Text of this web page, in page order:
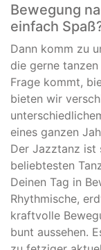
Bewegung
einfach
Dann komm zu
die gerne
Frage kommt,
bieten wir
eines ganzen
Der Jazztanz ist
beliebtesten
Deinen Tag in
Rhythmische,
kraftvolle
bunt aussehen.